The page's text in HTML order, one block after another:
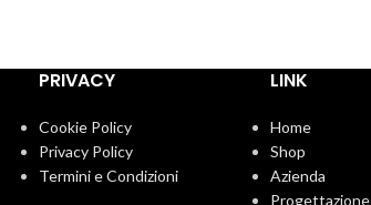
PRIVACY
Cookie Policy
Privacy Policy
Termini e Condizioni
LINK
Home
Shop
Azienda
Progettazione